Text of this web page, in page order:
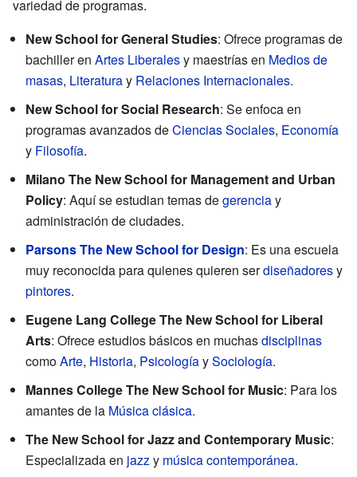
variedad de programas.
New School for General Studies: Ofrece programas de
bachiller en Artes Liberalesy maestrías en Medios de
masas, Literaturay Relaciones Internacionales.
New School for Social Research: Se enfoca en
programas avanzados deCiencias Sociales, Economía
y Filosofía.
Milano The New School for Management and Urban
Policy: Aquí se estudian temas degerenciay
administración de ciudades.
Parsons The New School for Design: Es una escuela
muy reconocida para quienes quieren serdiseñadoresy
pintores.
Eugene Lang College The New School for Liberal
Arts: Ofrece estudios básicos en muchasdisciplinas
comoArte, Historia, PsicologíaySociología.
Mannes College The New School for Music: Para los
amantes de la Música clásica.
The New School for Jazz and Contemporary Music:
Especializada en jazzy música contemporánea.